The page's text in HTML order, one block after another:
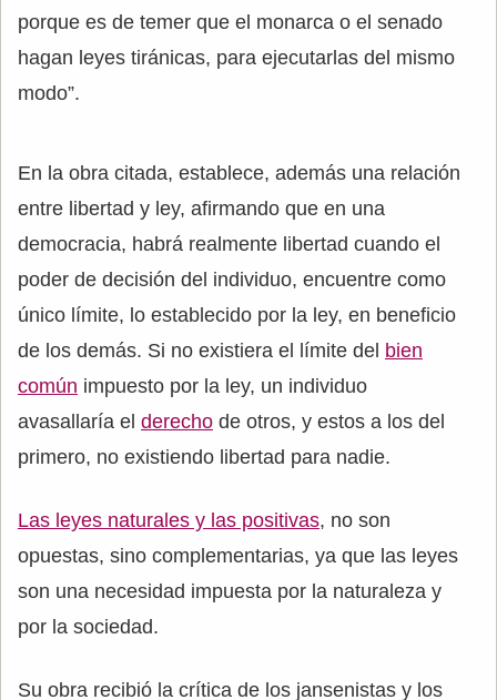
porque es de temer que el monarca o el senado
hagan leyes tiránicas, para ejecutarlas del mismo
modo”.
En la obra citada, establece, además una relación
entre libertad y ley, afirmando que en una
democracia, habrá realmente libertad cuando el
poder de decisión del individuo, encuentre como
único límite, lo establecido por la ley, en beneficio
de los demás. Si no existiera el límite del bien
común impuesto por la ley, un individuo
avasallaría el derecho de otros, y estos a los del
primero, no existiendo libertad para nadie.
Las leyes naturales y las positivas, no son
opuestas, sino complementarias, ya que las leyes
son una necesidad impuesta por la naturaleza y
por la sociedad.
Su obra recibió la crítica de los jansenistas y los